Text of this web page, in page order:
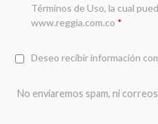
Términos de Uso, la cual
www.reggia.com.co *
Deseo recibir información
No enviaremos spam, ni